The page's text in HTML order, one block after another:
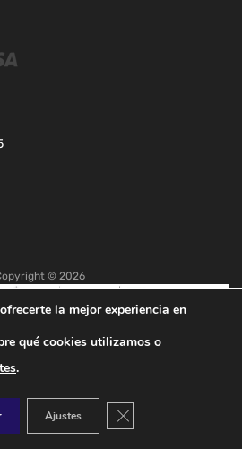
© 2026
la mejor experiencia en
qué cookies utilizamos o
.
Ajustes Cerrar el banner de